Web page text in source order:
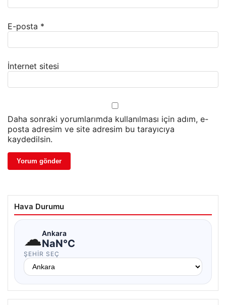
E-posta *
İnternet sitesi
Daha sonraki yorumlarımda kullanılması için adım, e-
posta adresim ve site adresim bu tarayıcıya
kaydedilsin.
Hava Durumu
☁Ankara
NaN°C
ŞEHIR SEÇ